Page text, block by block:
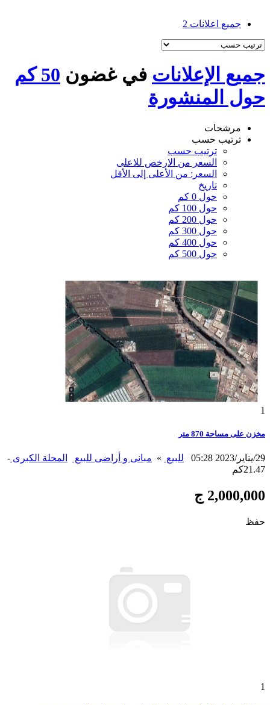
جميع اعلانات 2
جميع الإعلانات في غضون
50 كم
حول المنشورة
مرشحات
ترتيب حسب
ترتيب حسب
السعر من الارخص للاعلى
السعر: من الأعلى إلى الأقل
تاريخ
حول 0 كم
حول 100 كم
حول 200 كم
حول 300 كم
حول 400 كم
حول 500 كم
1
مخزن على مساحة 870 متر
29/يناير/2023 05:28 للبيع » مبانى و أراضى للبيع المحلة الكبرى -
21.47كم
2,000,000 ج
حفظ
1